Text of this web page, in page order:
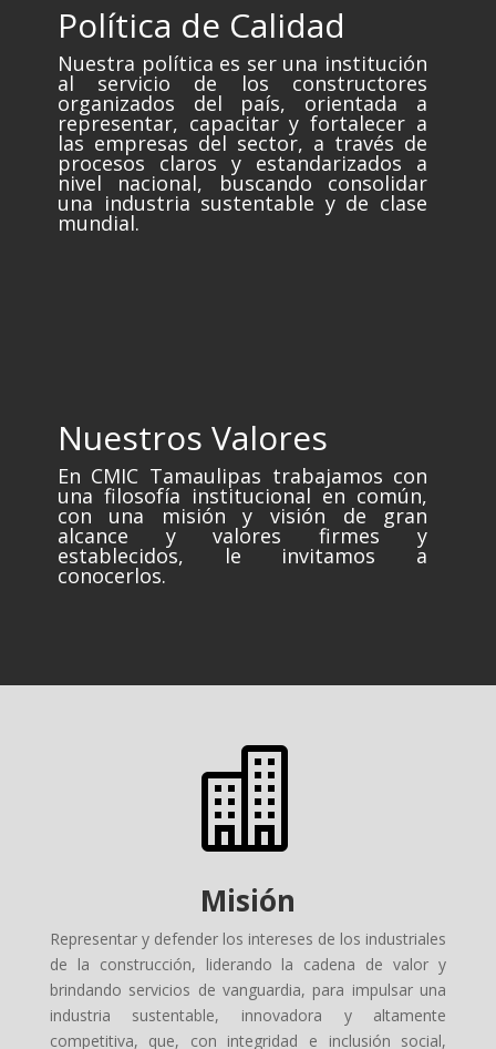
Política de Calidad
Nuestra política es ser una institución
al servicio de los constructores
organizados del país, orientada a
representar, capacitar y fortalecer a
las empresas del sector, a través de
procesos claros y estandarizados a
nivel nacional, buscando consolidar
una industria sustentable y de clase
mundial.
Nuestros Valores
En CMIC Tamaulipas trabajamos con
una filosofía institucional en común,
con una misión y visión de gran
alcance y valores firmes y
establecidos, le invitamos a
conocerlos.

Misión
Representar y defender los intereses de los industriales
de la construcción, liderando la cadena de valor y
brindando servicios de vanguardia, para impulsar una
industria sustentable, innovadora y altamente
competitiva, que, con integridad e inclusión social,